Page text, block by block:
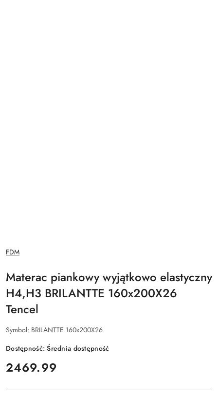
NAZWA
PRODUCENTA:
FDM
Materac piankowy wyjątkowo elastyczny
H4,H3 BRILANTTE 160x200X26
Tencel
Symbol: BRILANTTE 160x200X26
Dostępność:Średnia dostępność
cena:
2469.99